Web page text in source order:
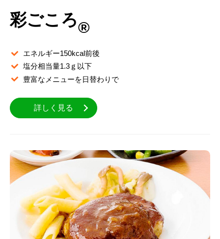
彩ごころ®
エネルギー150kcal前後
塩分相当量1.3ｇ以下
豊富なメニューを日替わりで
詳しく見る